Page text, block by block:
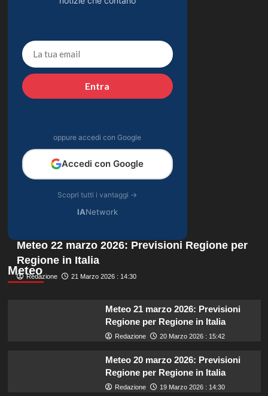
Entra
oppure accedi con Google
Accedi con Google
Scopri tutti i vantaggi →
IANetwork
Meteo
Meteo 22 marzo 2026: Previsioni Regione per
Regione in Italia
Redazione 21 Marzo 2026 : 14:30
Meteo 21 marzo 2026: Previsioni
Regione per Regione in Italia
Redazione 20 Marzo 2026 : 15:42
Meteo 20 marzo 2026: Previsioni
Regione per Regione in Italia
Redazione 19 Marzo 2026 : 14:30